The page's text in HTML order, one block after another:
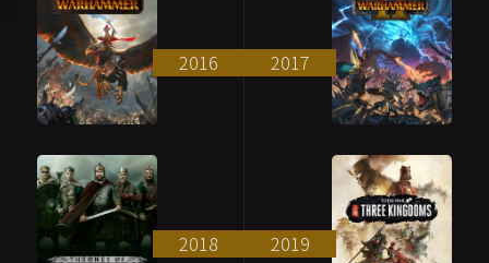
2016 2017
2018 2019